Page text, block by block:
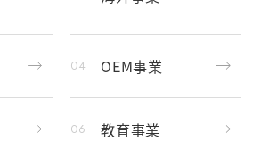
OEM事業
教育事業